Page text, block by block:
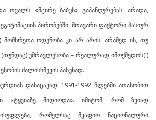
თვალს «მცირე ბაბუს» გაპანღურებას. არადა,
პირობებში, მთავარი ფაქტორი პასიურ
მომხრეთა ოდენობა კი არ არის, არამედ ის, თუ
(თუნდაც) უმრავლესობა – რეალურად იმოქმედოს(!)
ძალისხმევის პასუხად.
დასაცავად, 1991-1992 წლებში ათასობით
«ტყვიაზე მიდიოდა». იმიტომ, რომ ზვიად
რომელსაც მკაფიო ნაციონალური